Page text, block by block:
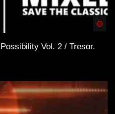
Vol. 2 / Tresor.